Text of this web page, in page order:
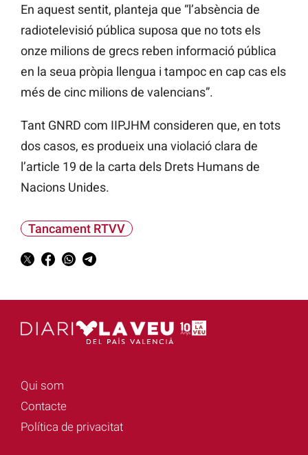
En aquest sentit, planteja que “l’absència de
radiotelevisió pública suposa que no tots els
onze milions de grecs reben informació pública
en la seua pròpia llengua i tampoc en cap cas els
més de cinc milions de valencians”.
Tant GNRD com IIPJHM consideren que, en tots
dos casos, es produeix una violació clara de
l’article 19 de la carta dels Drets Humans de
Nacions Unides.
Tancament RTVV
Qui som
Contacte
Política de privacitat